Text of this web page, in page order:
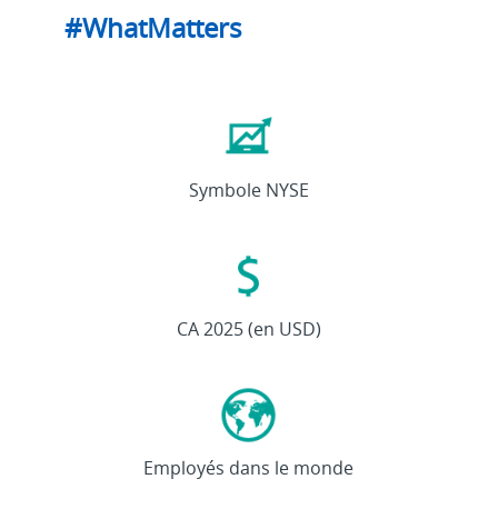
#WhatMatters
Symbole NYSE
27,4
Md
CA 2025 (en USD)
> 92 000
Employés dans le monde